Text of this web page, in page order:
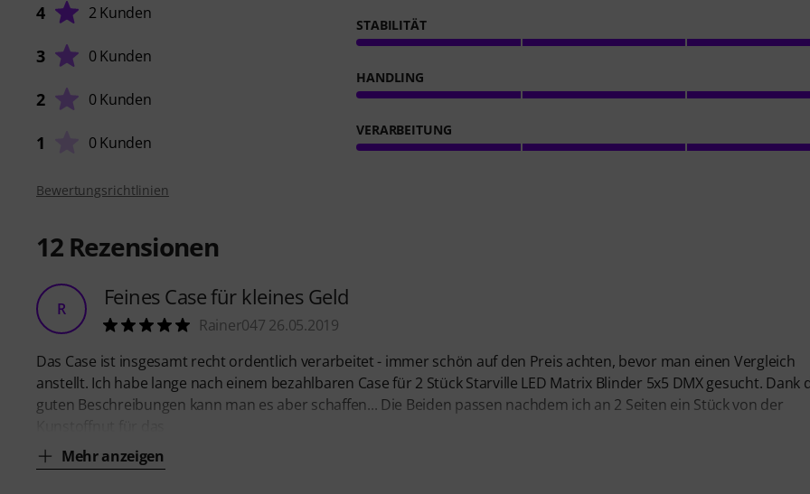
4 2 Kunden
3 0 Kunden
2 0 Kunden
1 0 Kunden
STABILITÄT
HANDLING
VERARBEITUNG
Bewertungsrichtlinien
12 Rezensionen
R Feines Case für kleines Geld
Rainer047 26.05.2019
Das Case ist insgesamt recht ordentlich verarbeitet - immer schön auf den Preis achten, bevor man einen Vergleich
anstellt. Ich habe lange nach einem bezahlbaren Case für 2 Stück Starville LED Matrix Blinder 5x5 DMX gesucht. Dank
guten Beschreibungen kann man es aber schaffen... Die Beiden passen nachdem ich an 2 Seiten ein Stück von der
Mehr anzeigen